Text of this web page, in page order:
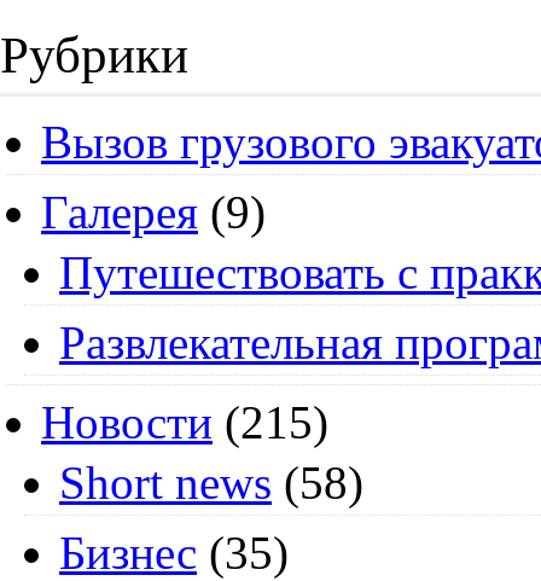
Рубрики
Вызов грузового
Галерея (9)
Путешествовать с
Развлекательная
Новости (215)
Short news (58)
Бизнес (35)